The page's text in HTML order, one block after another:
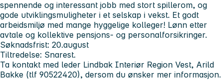
spennende og interessant jobb med stort spillerom, og
gode utviklingsmuligheter i et selskap i vekst. Et godt
arbeidsmiljø med mange hyggelige kolleger! Lønn etter
avtale og kollektive pensjons- og personalforsikringer.
Søknadsfrist: 20.august
Tiltredelse: Snarest.
Ta kontakt med leder Lindbak Interiør Region Vest, Arild
Bakke (tlf 90522420), dersom du ønsker mer informasjon.